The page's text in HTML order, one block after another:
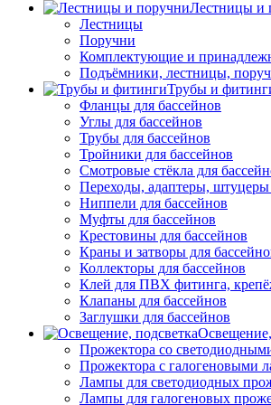
Лестницы и
Лестницы
Поручни
Комплектующие и
Подъёмники, лестницы,
Трубы и
Фланцы для бассейнов
Углы для бассейнов
Трубы для бассейнов
Тройники для бассейнов
Смотровые стёкла для
Переходы, адаптеры, штуцеры
Ниппели для бассейнов
Муфты для бассейнов
Крестовины для бассейнов
Краны и затворы для
Коллекторы для бассейнов
Клей для ПВХ фитинга,
Клапаны для бассейнов
Заглушки для бассейнов
Прожектора со
Прожектора с галогеновыми
Лампы для светодиодных
Лампы для галогеновых